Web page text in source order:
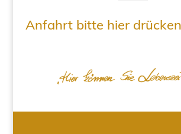
Anfahrt bitte hier drücken